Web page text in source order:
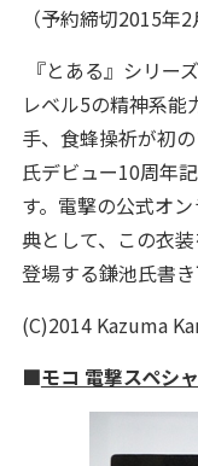
（予約締切2015年2
『とある』シリー
レベル5の精神系能
手、食蜂操祈が初
氏デビュー10周年
す。電撃の公式オ
典として、この衣
登場する鎌池氏書
(C)2014 Kazuma
■モコ 電撃スペシ